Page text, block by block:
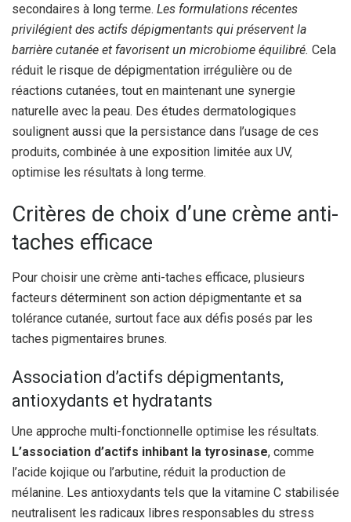
secondaires à long terme. Les formulations récentes
privilégient des actifs dépigmentants qui préservent la
barrière cutanée et favorisent un microbiome équilibré. Cela
réduit le risque de dépigmentation irrégulière ou de
réactions cutanées, tout en maintenant une synergie
naturelle avec la peau. Des études dermatologiques
soulignent aussi que la persistance dans l’usage de ces
produits, combinée à une exposition limitée aux UV,
optimise les résultats à long terme.
Critères de choix d’une crème anti-
taches efficace
Pour choisir une crème anti-taches efficace, plusieurs
facteurs déterminent son action dépigmentante et sa
tolérance cutanée, surtout face aux défis posés par les
taches pigmentaires brunes.
Association d’actifs dépigmentants,
antioxydants et hydratants
Une approche multi-fonctionnelle optimise les résultats.
L’association d’actifs inhibant la tyrosinase, comme
l’acide kojique ou l’arbutine, réduit la production de
mélanine. Les antioxydants tels que la vitamine C stabilisée
neutralisent les radicaux libres responsables du stress